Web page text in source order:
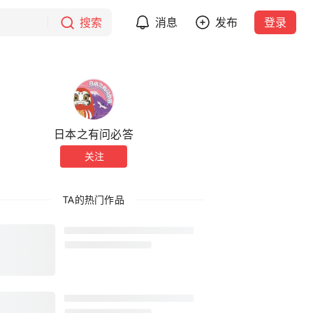
搜索 消息 发布 登录
日本之有问必答
关注
TA的热门作品